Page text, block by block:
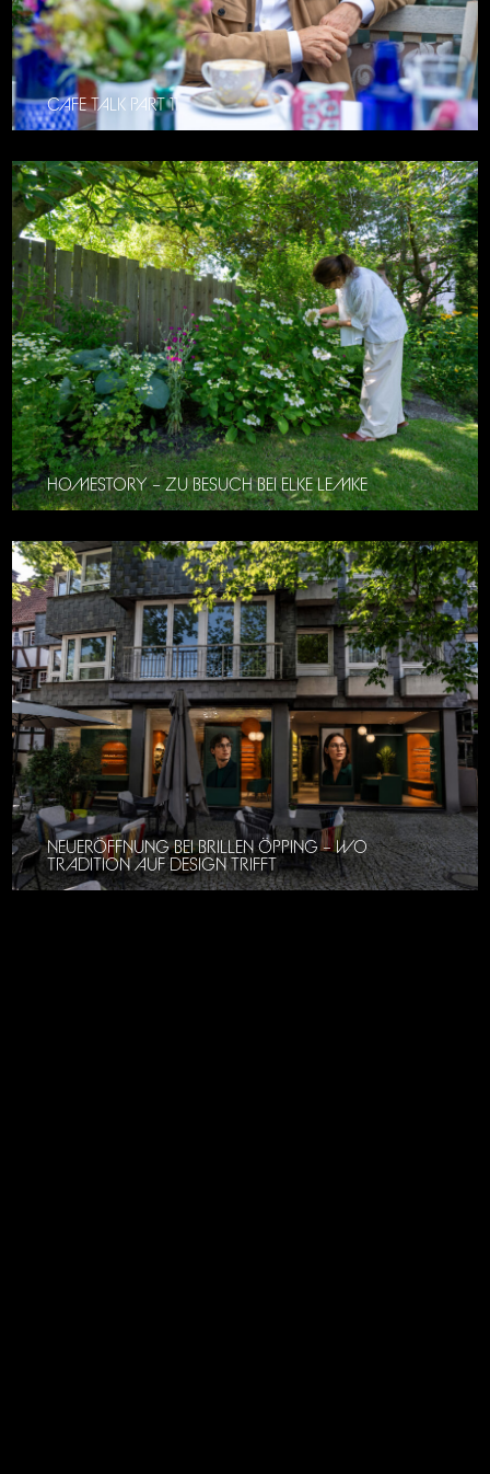
CAFE TALK PART 11
HOMESTORY – ZU BESUCH BEI ELKE LEMKE
NEUERÖFFNUNG BEI BRILLEN ÖPPING – WO
TRADITION AUF DESIGN TRIFFT